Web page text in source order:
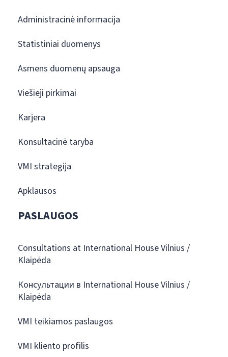
Administracinė informacija
Statistiniai duomenys
Asmens duomenų apsauga
Viešieji pirkimai
Karjera
Konsultacinė taryba
VMI strategija
Apklausos
PASLAUGOS
Consultations at International House Vilnius /
Klaipėda
Консультации в International House Vilnius /
Klaipėda
VMI teikiamos paslaugos
VMI kliento profilis